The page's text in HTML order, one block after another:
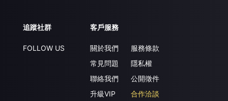
追蹤社群
FOLLOW US
客戶服務
關於我們
常見問題
聯絡我們
升級VIP
服務條款
隱私權
公開徵件
合作洽談